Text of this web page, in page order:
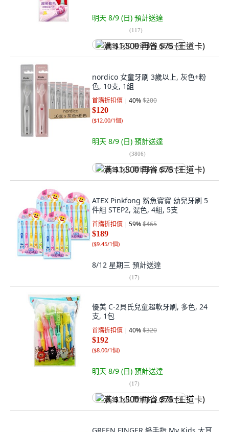
明天 8/9 (日) 預計送達
(117)
满 $1,500 再省 $75 (王道卡)
nordico 女童牙刷 3歲以上, 灰色+粉
色, 10支, 1組
首購折扣價 40%$200
$120
($12.00/1個)
明天 8/9 (日) 預計送達
(3806)
满 $1,500 再省 $75 (王道卡)
ATEX Pinkfong 鯊魚寶寶 幼兒牙刷 5
件組 STEP2, 混色, 4組, 5支
首購折扣價 59%$465
$189
($9.45/1個)
8/12 星期三 預計送達
(17)
優美 C-2貝氏兒童超軟牙刷, 多色, 24
支, 1包
首購折扣價 40%$320
$192
($8.00/1個)
明天 8/9 (日) 預計送達
(17)
满 $1,500 再省 $75 (王道卡)